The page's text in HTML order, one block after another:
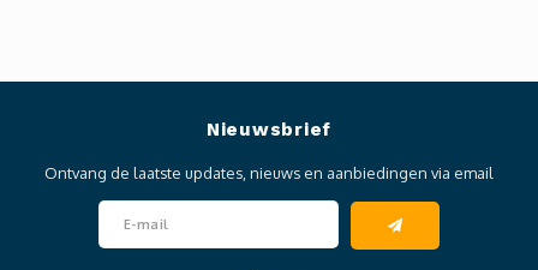
Nieuwsbrief
Ontvang de laatste updates, nieuws en aanbiedingen via email